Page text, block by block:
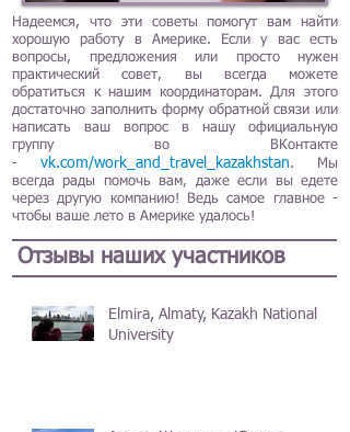
Надеемся, что эти советы помогут вам найти
хорошую работу в Америке. Если у вас есть
вопросы, предложения или просто нужен
практический совет, вы всегда можете
обратиться к нашим координаторам. Для этого
достаточно заполнить форму обратной связи или
написать ваш вопрос в нашу официальную
группу во ВКонтакте
- vk.com/work_and_travel_kazakhstan. Мы
всегда рады помочь вам, даже если вы едете
через другую компанию! Ведь самое главное -
чтобы ваше лето в Америке удалось!
Отзывы наших участников
Elmira, Almaty, Kazakh National
University